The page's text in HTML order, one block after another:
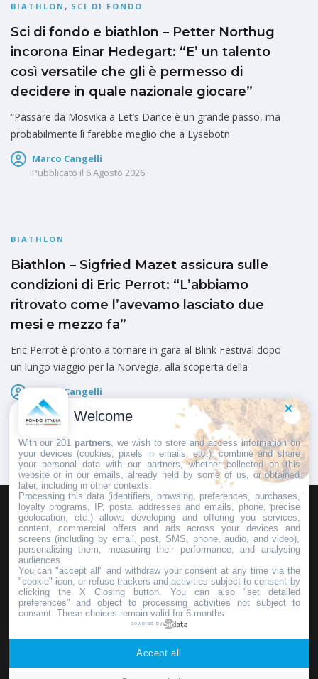
BIATHLON , SCI DI FONDO
Sci di fondo e biathlon – Petter Northug
incorona Einar Hedegart: “E’ un talento
così versatile che gli è permesso di
decidere in quale nazionale giocare”
“Passare da Mosvika a Let’s Dance è un grande passo, ma
probabilmente lì farebbe meglio che a Lysebotn
Marco Cangelli
Pubblicato il 6 Agosto 2026
BIATHLON
Biathlon – Sigfried Mazet assicura sulle
condizioni di Eric Perrot: “L’abbiamo
ritrovato come l’avevamo lasciato due
mesi e mezzo fa”
Eric Perrot è pronto a tornare in gara al Blink Festival dopo
un lungo viaggio per la Norvegia, alla scoperta della
Marco Cangelli
Pubblicato il
HOMEPAGEREDAZIONEINVIA UN COMUNICATO STAMPA
PUBBLICITÀSCRIVI AL DIRETTORE
Copyright © 2016 - 2025 ASD Fondo Italia - Partita Iva: IT 03855110049
Welcome
With our 201 partners , we wish to store and access information on
your devices (cookies, pixels in emails, etc.), combine and share
your personal data with our partners, whether collected on this
website or in our emails, already held by some of us, or obtained
later, including in other contexts.
Processing this data (identifiers, browsing, preferences, purchases,
loyalty programs, IP, postal addresses and emails, phone, precise
geolocation, etc.) allows developing and offering you services,
content, commercial offers and ads across your devices and
screens (including by email, post, SMS, phone, audio, and video),
personalising them, measuring their performance, and analysing
audiences.
You can "accept all" and withdraw your consent at any time via the
"cookie" icon, or refuse trackers and activities subject to consent by
clicking the X Closing button. You can also "set detailed
preferences" and object to processing activities not subject to
consent. These choices remain valid for 6 months.
powered by
Accept all